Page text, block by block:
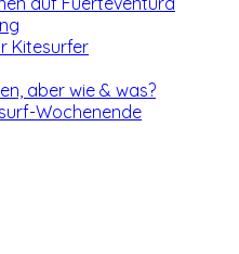
Kitesurfer
aber wie & was?
Wochenende